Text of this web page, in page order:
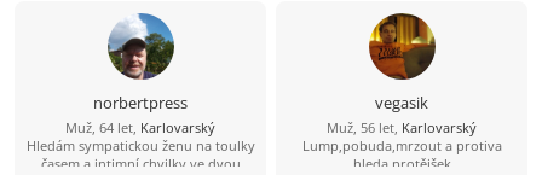
norbertpress
Muž, 64 let, Karlovarský
Hledám sympatickou ženu na toulky
časem a intimní chvilky ve dvou
vegasik
Muž, 56 let, Karlovarský
Lump,pobuda,mrzout a protiva
hleda protějšek